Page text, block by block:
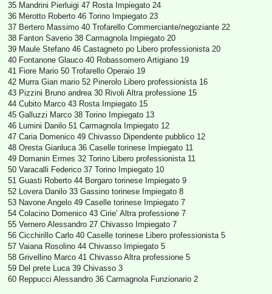
35 Mandrini Pierluigi 47 Rosta Impiegato 24
36 Merotto Roberto 46 Torino Impiegato 23
37 Bertero Massimo 40 Trofarello Commerciante/negoziante 22
38 Fanton Saverio 38 Carmagnola Impiegato 20
39 Maule Stefano 46 Castagneto po Libero professionista 20
40 Fontanone Glauco 40 Robassomero Artigiano 19
41 Fiore Mario 50 Trofarello Operaio 19
42 Murra Gian mario 52 Pinerolo Libero professionista 16
43 Pizzini Bruno andrea 30 Rivoli Altra professione 15
44 Cubito Marco 43 Rosta Impiegato 15
45 Galluzzi Marco 38 Torino Impiegato 13
46 Lumini Danilo 51 Carmagnola Impiegato 12
47 Caria Domenico 49 Chivasso Dipendente pubblico 12
48 Oresta Gianluca 36 Caselle torinese Impiegato 11
49 Domanin Ermes 32 Torino Libero professionista 11
50 Varacalli Federico 37 Torino Impiegato 10
51 Guasti Roberto 44 Borgaro torinese Impiegato 9
52 Lovera Danilo 33 Gassino torinese Impiegato 8
53 Navone Angelo 49 Caselle torinese Impiegato 7
54 Colacino Domenico 43 Cirie’ Altra professione 7
55 Vernero Alessandro 27 Chivasso Impiegato 7
56 Cicchirillo Carlo 40 Caselle torinese Libero professionista 5
57 Vaiana Rosolino 44 Chivasso Impiegato 5
58 Grivellino Marco 41 Chivasso Altra professione 5
59 Del prete Luca 39 Chivasso 3
60 Reppucci Alessandro 36 Carmagnola Funzionario 2